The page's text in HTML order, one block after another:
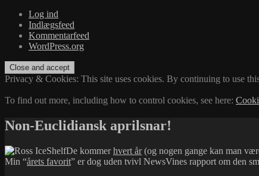
Log ind
Indlægsfeed
Kommentarfeed
WordPress.org
Privacy & Cookies: This site uses cookies. By continuing to use
To find out more, including how to control cookies, see here:
Non-Euclidiansk aprilsnar!
De kommerhvert år(og nogen gange kan man
Min “årets favorit” er dog uden tvivl NewsVines rapport om den